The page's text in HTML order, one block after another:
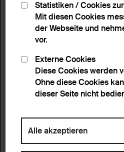
Statistiken / Cookies
Mit diesen Cookies
der Webseite und
vor.
Externe Cookies
Diese Cookies werden
Ohne diese Cookies
dieser Seite nicht
Alle akzeptieren